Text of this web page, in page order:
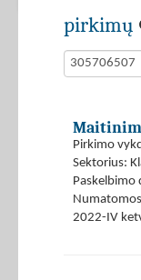
pirkimų
Pirkimo
Sektorius:
2022-IV